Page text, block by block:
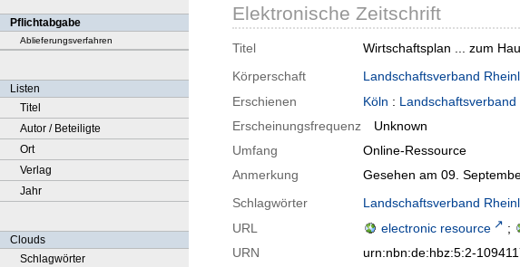
Pflichtabgabe
Ablieferungsverfahren
Listen
Titel
Autor / Beteiligte
Ort
Verlag
Jahr
Clouds
Schlagwörter
Elektronische Zeitschrift
Titel
Wirtschaftsplan ... zum
Körperschaft
Landschaftsverband
Erschienen
Köln : Landschaftsverband
Erscheinungsfrequenz
Unknown
Umfang
Online-Ressource
Anmerkung
Gesehen am 09.
Schlagwörter
Landschaftsverband
URL
electronic resource ;
URN
urn:nbn:de:hbz:5:2-